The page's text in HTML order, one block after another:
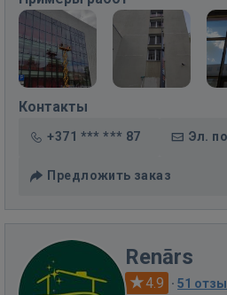
Контакты
+371 *** *** 87 Эл.
Предложить заказ
Renārs
4.9 · 51